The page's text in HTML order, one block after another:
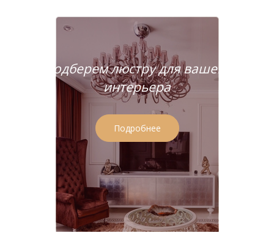
Подберем люстру для вашего
интерьера
Подробнее